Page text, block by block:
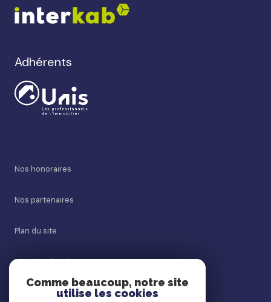
Adhérents
Nos honoraires
Nos partenaires
Plan du site
Mentions légales
Comme beaucoup, notre site
utilise les cookies